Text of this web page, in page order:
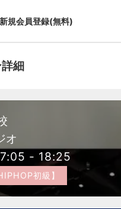
規会員登録(無料)
細
オ
- 18:25
初級】